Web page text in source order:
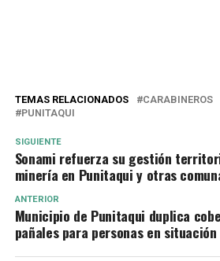
TEMAS RELACIONADOS CARABINEROS
PUNITAQUI
SIGUIENTE
Sonami refuerza su gestión
minería en Punitaqui y otras
ANTERIOR
Municipio de Punitaqui duplica
pañales para personas en